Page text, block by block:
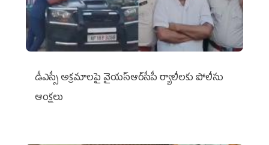
డీఎస్సీ అక్రమాలపై వైయ‌స్ఆర్‌సీపీ ర్యాలీలకు పోలీసు
ఆంక్షలు